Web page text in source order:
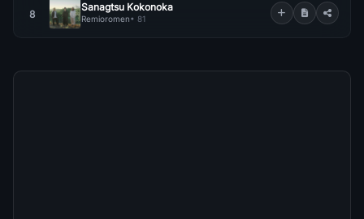
8
Sanagtsu Kokonoka
Remioromen• 81